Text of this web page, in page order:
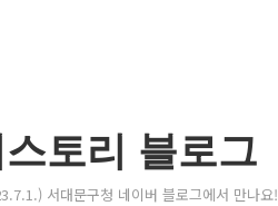
토리 블로그
서대문구청 네이버 블로그에서 만나요!